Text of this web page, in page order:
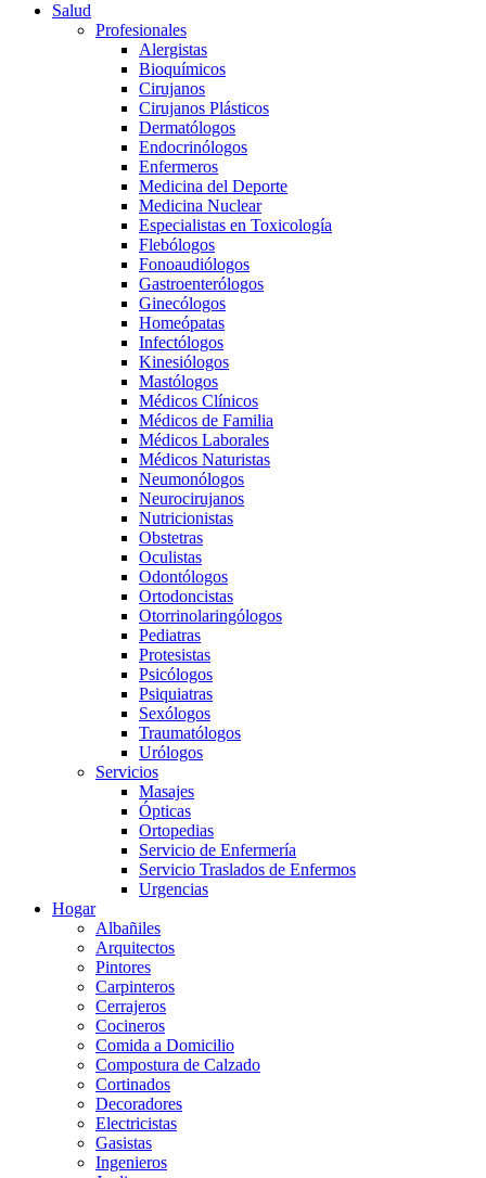
Salud
Profesionales
Alergistas
Bioquímicos
Cirujanos
Cirujanos Plásticos
Dermatólogos
Endocrinólogos
Enfermeros
Medicina del Deporte
Medicina Nuclear
Especialistas en Toxicología
Flebólogos
Fonoaudiólogos
Gastroenterólogos
Ginecólogos
Homeópatas
Infectólogos
Kinesiólogos
Mastólogos
Médicos Clínicos
Médicos de Familia
Médicos Laborales
Médicos Naturistas
Neumonólogos
Neurocirujanos
Nutricionistas
Obstetras
Oculistas
Odontólogos
Ortodoncistas
Otorrinolaringólogos
Pediatras
Protesistas
Psicólogos
Psiquiatras
Sexólogos
Traumatólogos
Urólogos
Servicios
Masajes
Ópticas
Ortopedias
Servicio de Enfermería
Servicio Traslados de Enfermos
Urgencias
Hogar
Albañiles
Arquitectos
Pintores
Carpinteros
Cerrajeros
Cocineros
Comida a Domicilio
Compostura de Calzado
Cortinados
Decoradores
Electricistas
Gasistas
Ingenieros